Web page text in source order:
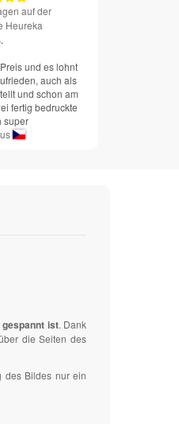
auf der
Heureka
und es lohnt
auch als
und schon am
fertig bedruckte
super
ist. Dank
die Seiten des
des Bildes nur ein